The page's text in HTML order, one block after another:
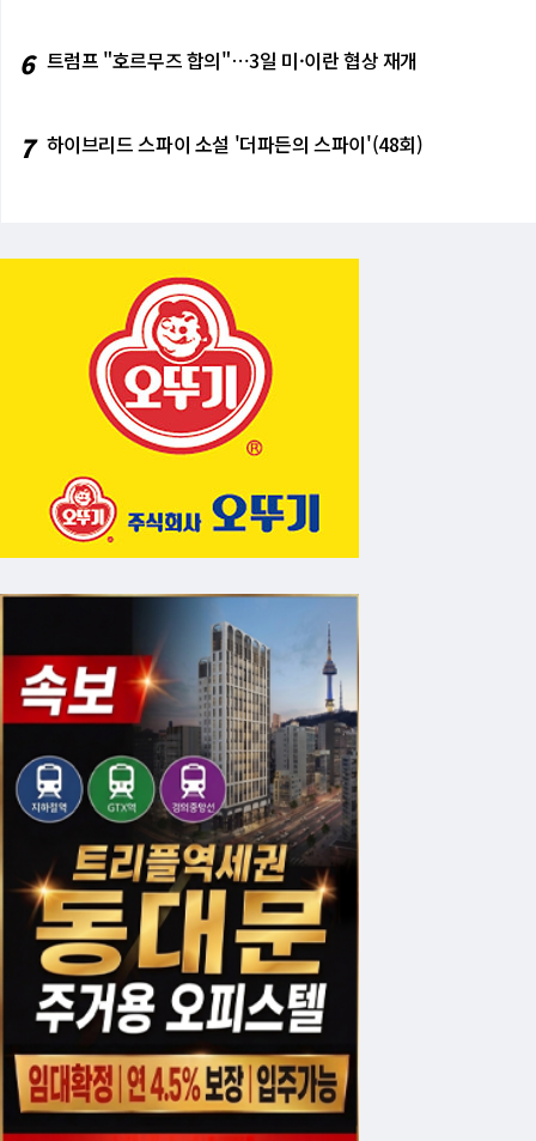
6 트럼프 "호르무즈 합의"⋯3일 미·이란 협상 재개
7 하이브리드 스파이 소설 '더파든의 스파이'(48회)